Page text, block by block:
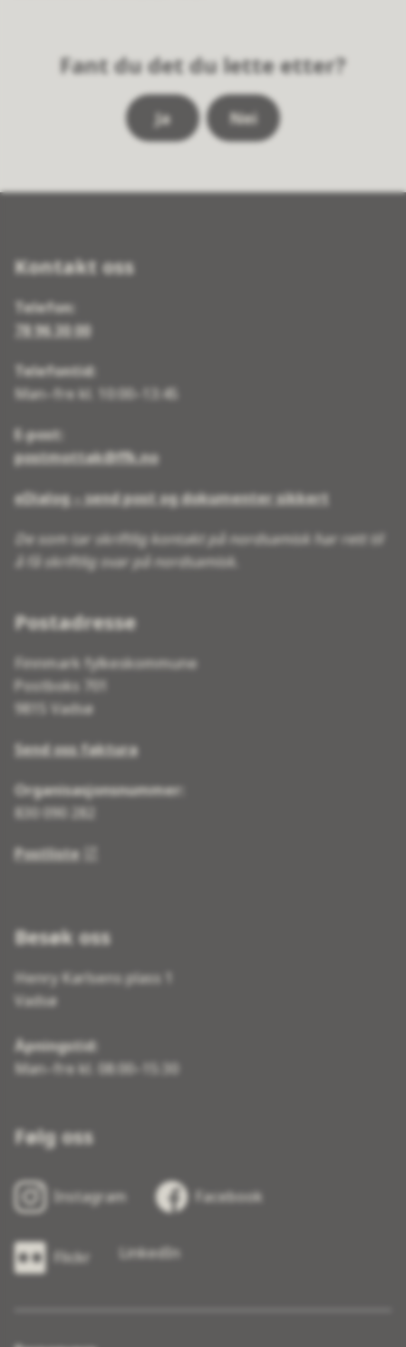
Fant du det du lette etter?
Ja Nei
Kontakt oss
Telefon:
78 96 30 00
Telefontid:
Man–fre kl. 10:00–13:45
E-post:
postmottak@ffk.no
eDialog – send post og dokumenter sikkert
De som tar skriftlig kontakt på nordsamisk har rett til
å få skriftlig svar på nordsamisk.
Postadresse
Finnmark fylkeskommune
Postboks 701
9815 Vadsø
Send oss faktura
Organisasjonsnummer:
830 090 282
Postliste
Besøk oss
Henry Karlsens plass 1
Vadsø
Åpningstid:
Man–fre kl. 08:00–15:30
Følg oss
Instagram Facebook
Flickr LinkedIn